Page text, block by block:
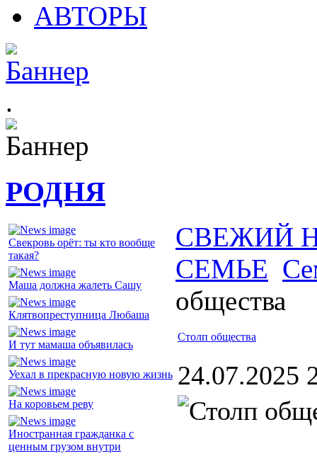
АВТОРЫ
.
РОДНЯ
Свекровь орёт: ты кто вообще
такая?
Маша должна жалеть Сашу
Клятвопреступница Любаша
И тут мамаша объявилась
Уехал в прекрасную новую жизнь
На коровьем реву
Иностранная гражданка с
ценным грузом внутри
СВЕЖИЙ
СЕМЬЕ
общества
Столп общества
24.07.2025